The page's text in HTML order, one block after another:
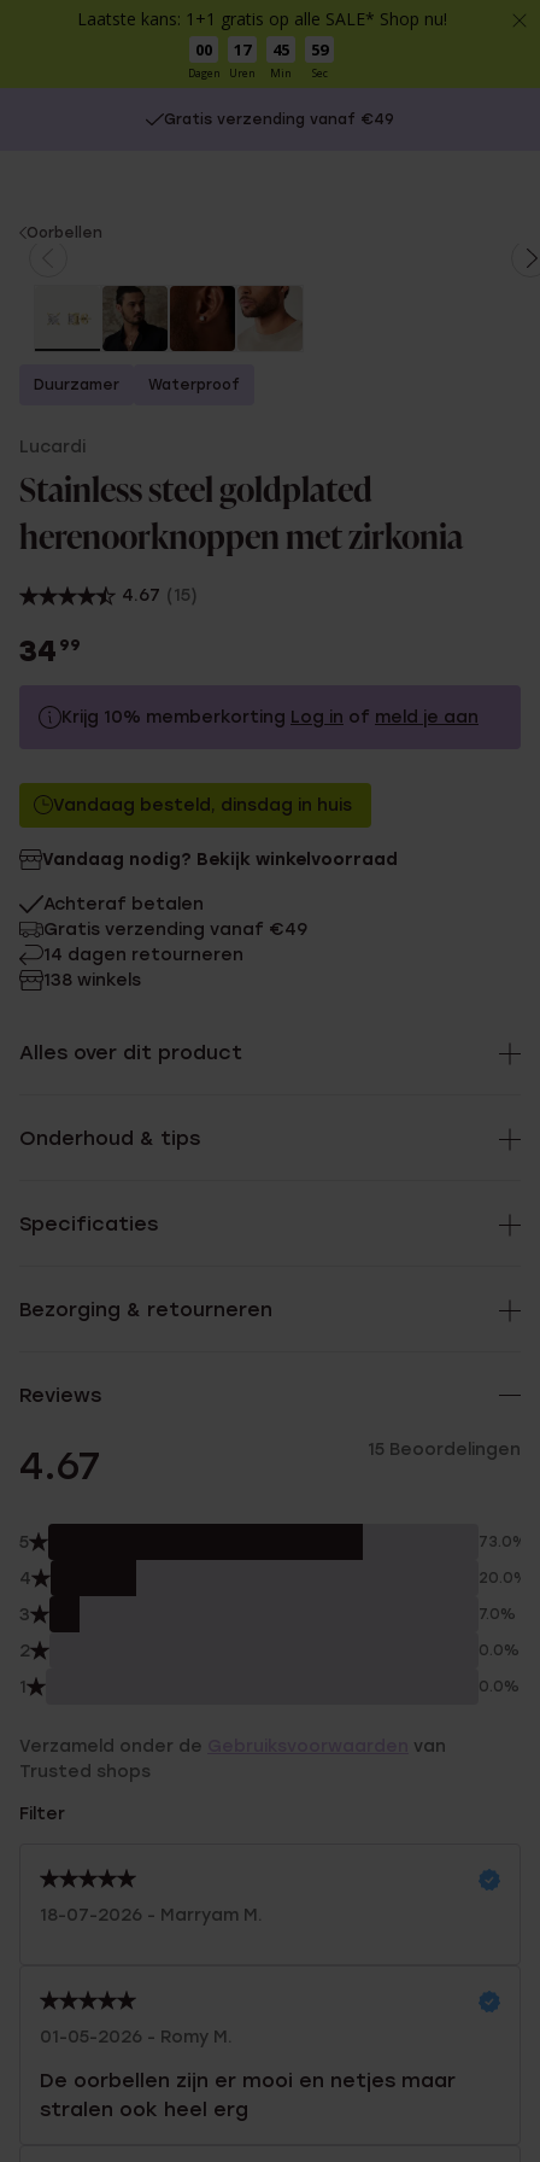
Laatste kans: 1+1 gratis op alle SALE* Shop nu!
00
Dagen
17
Uren
45
Min
58
Sec
Gratis verzending vanaf €49
You
Oorbellen
Duurzamer Waterproof
Lucardi
Stainless steel goldplated
herenoorknoppen met zirkonia
4.67 (15)
34 99
Krijg 10% memberkorting Log in of meld je aan
Zonder memberkorting
Met memberkorting
Vandaag besteld, dinsdag in huis
Vandaag nodig? Bekijk winkelvoorraad
Achteraf betalen
Gratis verzending vanaf €49
14 dagen retourneren
138 winkels
Alles over dit product
Onderhoud & tips
Specificaties
Bezorging & retourneren
Reviews
4.67 15 Beoordelingen
5 73.0%
4 20.0%
3 7.0%
2 0.0%
1 0.0%
Verzameld onder de
van
Trusted shops
Filter
18-07-2026 - Marryam M.
01-05-2026 - Romy M.
De oorbellen zijn er mooi en netjes maar
stralen ook heel erg